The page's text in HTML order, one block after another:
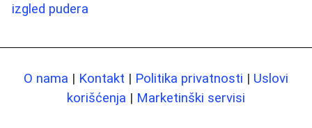
izgled pudera
O nama | Kontakt | Politika privatnosti | Uslovi
korišćenja | Marketinški servisi